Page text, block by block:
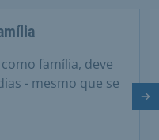
família, deve
- mesmo que se